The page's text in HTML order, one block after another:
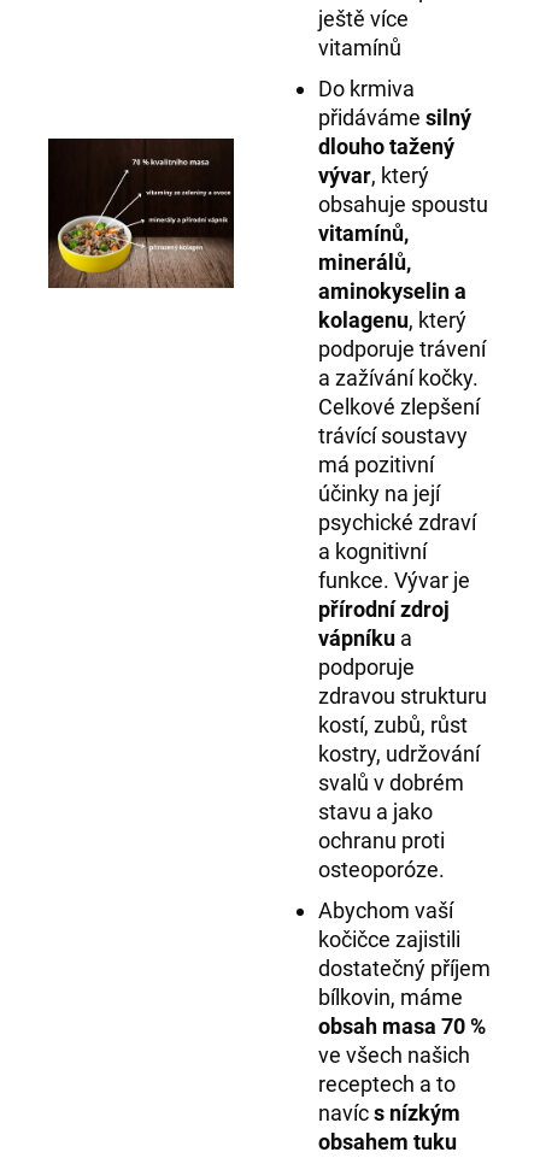
ještě více
vitamínů
Do krmiva
přidáváme silný
dlouho tažený
vývar, který
obsahuje spoustu
vitamínů,
minerálů,
aminokyselin a
kolagenu, který
podporuje trávení
a zažívání kočky.
Celkové zlepšení
trávící soustavy
má pozitivní
účinky na její
psychické zdraví
a kognitivní
funkce. Vývar je
přírodní zdroj
vápníku a
podporuje
zdravou strukturu
kostí, zubů, růst
kostry, udržování
svalů v dobrém
stavu a jako
ochranu proti
osteoporóze.
Abychom vaší
kočičce zajistili
dostatečný příjem
bílkovin, máme
obsah masa 70 %
ve všech našich
receptech a to
navícs nízkým
obsahem tuku